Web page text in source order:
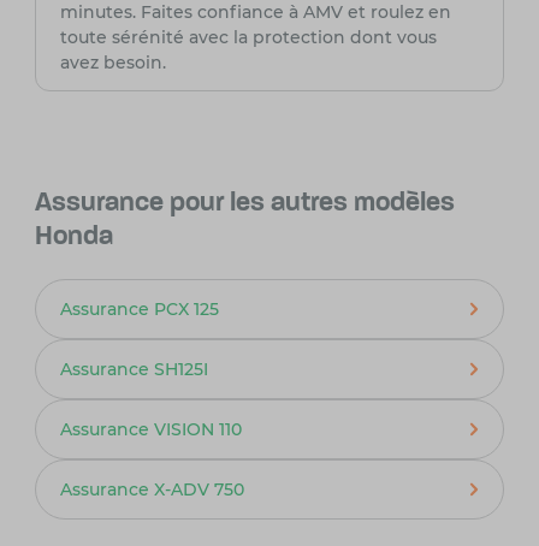
minutes. Faites confiance à AMV et roulez en
toute sérénité avec la protection dont vous
avez besoin.
Assurance pour les autres modèles
Honda
Assurance PCX 125
Assurance SH125I
Assurance VISION 110
Assurance X-ADV 750